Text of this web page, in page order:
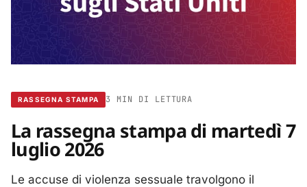
RASSEGNA STAMPA 3 MIN DI LETTURA
La rassegna stampa di martedì 7
luglio 2026
Le accuse di violenza sessuale travolgono il